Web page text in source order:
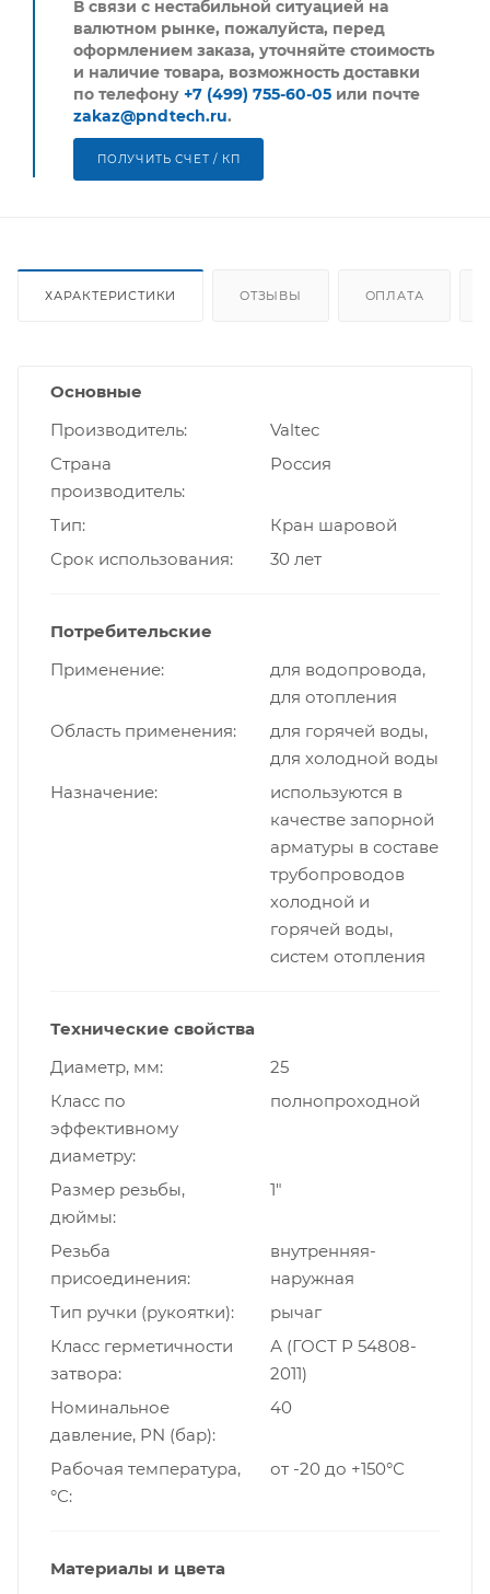
В связи с нестабильной ситуацией на
валютном рынке, пожалуйста, перед
оформлением заказа, уточняйте стоимость
и наличие товара, возможность доставки
по телефону +7 (499) 755-60-05 или почте
zakaz@pndtech.ru.
ПОЛУЧИТЬ СЧЕТ / КП
ХАРАКТЕРИСТИКИ ОТЗЫВЫ ОПЛАТА
Основные
Производитель
Valtec
Страна
производитель
Россия
Тип
Кран шаровой
Срок использования
30 лет
Потребительские
Применение
для водопровода,
для отопления
Область применения
для горячей воды,
для холодной воды
Назначение
используются в
качестве запорной
арматуры в составе
трубопроводов
холодной и
горячей воды,
систем отопления
Технические свойства
Диаметр, мм
25
Класс по
эффективному
диаметру
полнопроходной
Размер резьбы,
дюймы
1"
Резьба
присоединения
внутренняя-
наружная
Тип ручки (рукоятки)
рычаг
Класс герметичности
затвора
А (ГОСТ Р 54808-
2011)
Номинальное
давление, PN (бар)
40
Рабочая температура,
°С
от -20 до +150°С
Материалы и цвета